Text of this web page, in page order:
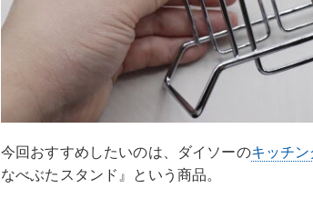
今回おすすめしたいのは、ダイソーのキッチ
なべぶたスタンド』という商品。